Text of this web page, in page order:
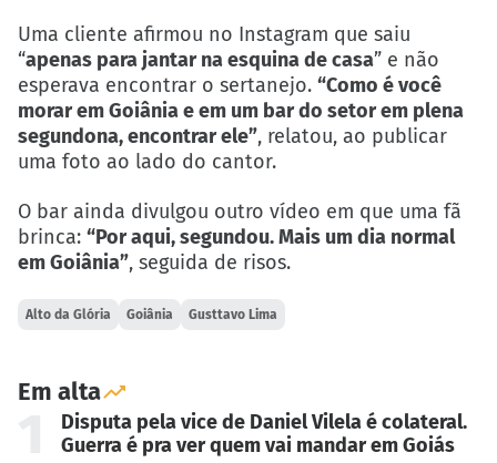
Uma cliente afirmou no Instagram que saiu
“apenas para jantar na esquina de casa” e não
esperava encontrar o sertanejo. “Como é você
morar em Goiânia e em um bar do setor em plena
segundona, encontrar ele”, relatou, ao publicar
uma foto ao lado do cantor.
O bar ainda divulgou outro vídeo em que uma fã
brinca: “Por aqui, segundou. Mais um dia normal
em Goiânia”, seguida de risos.
Alto da Glória Goiânia Gusttavo Lima
Em alta
Disputa pela vice de Daniel Vilela é colateral.
Guerra é pra ver quem vai mandar em Goiás